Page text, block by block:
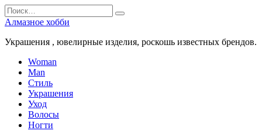
Перейти
к
Search
for:
Алмазное хобби
Украшения , ювелирные изделия, роскошь известных брендов.
Woman
Man
Стиль
Украшения
Уход
Волосы
Ногти